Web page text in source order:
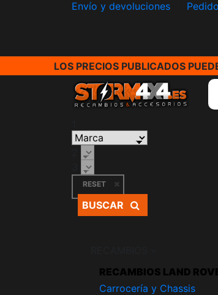
Envío y devoluciones
LOS PRECIOS PUBLICADOS
RESET
BUSCAR
RECAMBIOS LAND
Carrocería y Chassis